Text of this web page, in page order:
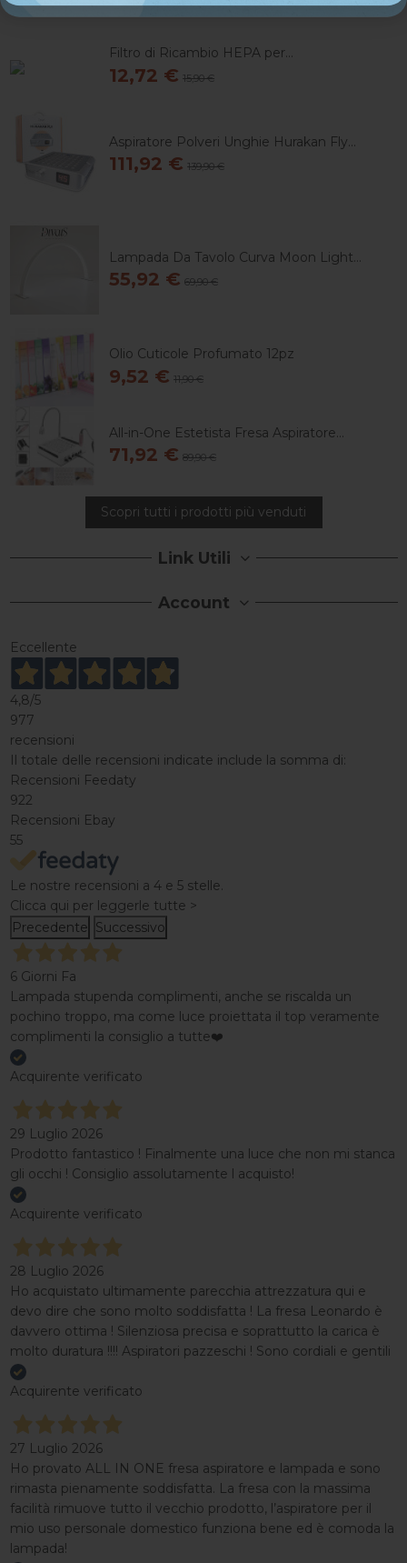
Filtro di Ricambio HEPA per...
12,72 € 15,90 €
Aspiratore Polveri Unghie Hurakan Fly...
111,92 € 139,90 €
Lampada Da Tavolo Curva Moon Light...
55,92 € 69,90 €
Olio Cuticole Profumato 12pz
9,52 € 11,90 €
All-in-One Estetista Fresa Aspiratore...
71,92 € 89,90 €
Scopri tutti i prodotti più venduti
Link Utili
Account
Eccellente
4,8/5
977
recensioni
Il totale delle recensioni indicate include la somma di:
Recensioni Feedaty
922
Recensioni Ebay
55
Le nostre recensioni a 4 e 5 stelle.
Clicca qui per leggerle tutte >
Precedente Successivo
6 Giorni Fa
Lampada stupenda complimenti, anche se riscalda un
pochino troppo, ma come luce proiettata il top veramente
complimenti la consiglio a tutte❤️
Acquirente verificato
29 Luglio 2026
Prodotto fantastico ! Finalmente una luce che non mi stanca
gli occhi ! Consiglio assolutamente l acquisto!
Acquirente verificato
28 Luglio 2026
Ho acquistato ultimamente parecchia attrezzatura qui e
devo dire che sono molto soddisfatta ! La fresa Leonardo è
davvero ottima ! Silenziosa precisa e soprattutto la carica è
molto duratura !!!! Aspiratori pazzeschi ! Sono cordiali e gentili
Acquirente verificato
27 Luglio 2026
Ho provato ALL IN ONE fresa aspiratore e lampada e sono
rimasta pienamente soddisfatta. La fresa con la massima
facilità rimuove tutto il vecchio prodotto, l’aspiratore per il
mio uso personale domestico funziona bene ed è comoda la
lampada!